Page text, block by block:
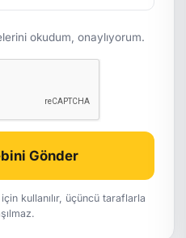
okudum, onaylıyorum.
Gönder
kullanılır, üçüncü taraflarla